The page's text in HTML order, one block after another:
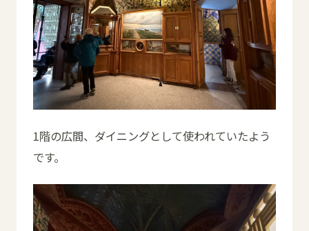
1階の広間、ダイニングとして使われていたよう
です。